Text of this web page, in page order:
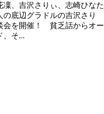
、吉沢さりぃ、志崎ひなた
底辺グラドルの吉沢さり
会を開催！ 貧乏話からオー
、そ...